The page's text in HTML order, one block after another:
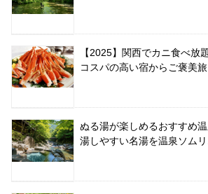
【2025】関西でカニ食べ放
コスパの高い宿からご褒美
ぬる湯が楽しめるおすすめ
湯しやすい名湯を温泉ソム